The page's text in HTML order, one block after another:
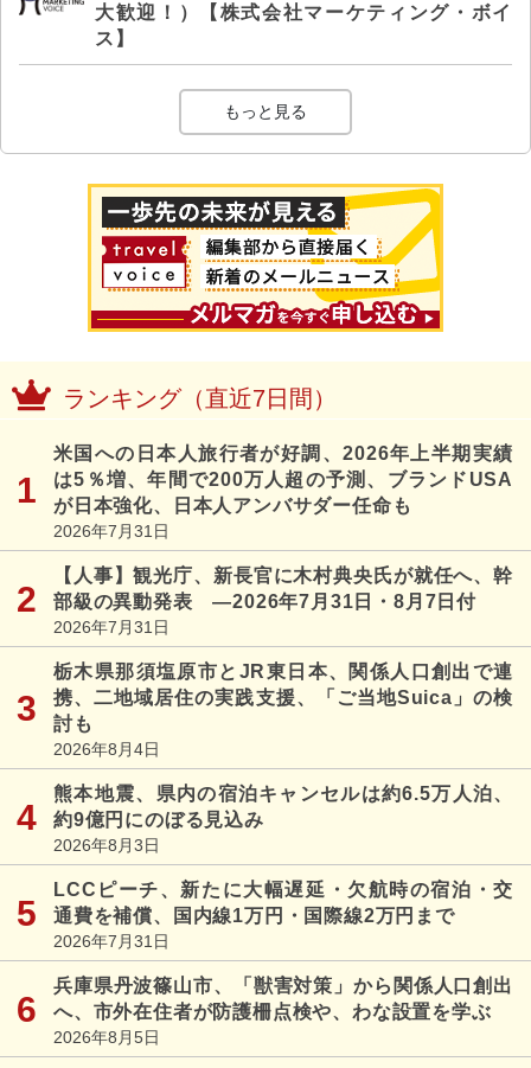
大歓迎！）【株式会社マーケティング・ボイ
ス】
もっと見る
ランキング（直近7日間）
米国への日本人旅行者が好調、2026年上半期実績
は5％増、年間で200万人超の予測、ブランドUSA
が日本強化、日本人アンバサダー任命も
2026年7月31日
【人事】観光庁、新長官に木村典央氏が就任へ、幹
部級の異動発表 ―2026年7月31日・8月7日付
2026年7月31日
栃木県那須塩原市とJR東日本、関係人口創出で連
携、二地域居住の実践支援、「ご当地Suica」の検
討も
2026年8月4日
熊本地震、県内の宿泊キャンセルは約6.5万人泊、
約9億円にのぼる見込み
2026年8月3日
LCCピーチ、新たに大幅遅延・欠航時の宿泊・交
通費を補償、国内線1万円・国際線2万円まで
2026年7月31日
兵庫県丹波篠山市、「獣害対策」から関係人口創出
へ、市外在住者が防護柵点検や、わな設置を学ぶ
2026年8月5日